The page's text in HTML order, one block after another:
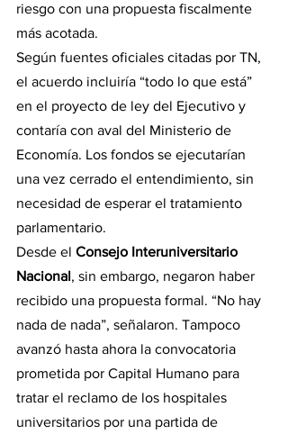
riesgo con una propuesta fiscalmente
más acotada.
Según fuentes oficiales citadas por TN,
el acuerdo incluiría “todo lo que está”
en el proyecto de ley del Ejecutivo y
contaría con aval del Ministerio de
Economía. Los fondos se ejecutarían
una vez cerrado el entendimiento, sin
necesidad de esperar el tratamiento
parlamentario.
Desde el Consejo Interuniversitario
Nacional, sin embargo, negaron haber
recibido una propuesta formal. “No hay
nada de nada”, señalaron. Tampoco
avanzó hasta ahora la convocatoria
prometida por Capital Humano para
tratar el reclamo de los hospitales
universitarios por una partida de